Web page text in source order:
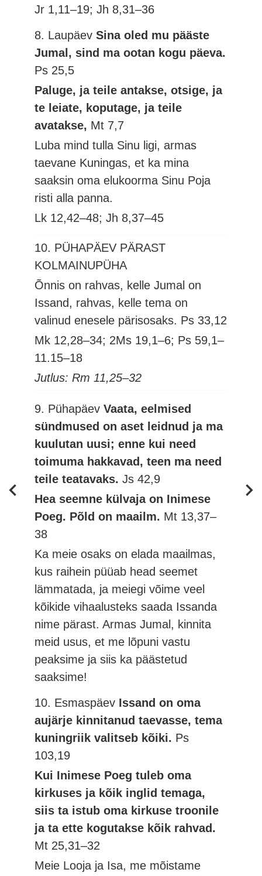
Jr 1,11–19; Jh 8,31–36
8. LaupäevSina oled mu pääste
Jumal, sind ma ootan kogu päeva.
Ps 25,5
Paluge, ja teile antakse, otsige, ja
te leiate, koputage, ja teile
avatakse, Mt 7,7
Luba mind tulla Sinu ligi, armas
taevane Kuningas, et ka mina
saaksin oma elukoorma Sinu Poja
risti alla panna.
Lk 12,42–48; Jh 8,37–45
10. PÜHAPÄEV PÄRAST
KOLMAINUPÜHA
Õnnis on rahvas, kelle Jumal on
Issand, rahvas, kelle tema on
valinud enesele pärisosaks. Ps 33,12
Mk 12,28–34; 2Ms 19,1–6; Ps 59,1–
11.15–18
Jutlus: Rm 11,25–32
9. PühapäevVaata, eelmised
sündmused on aset leidnud ja ma
kuulutan uusi; enne kui need
toimuma hakkavad, teen ma need
teile teatavaks.Js 42,9
Hea seemne külvaja on Inimese
Poeg. Põld on maailm. Mt 13,37–
38
Ka meie osaks on elada maailmas,
kus raihein püüab head seemet
lämmatada, ja meiegi võime veel
kõikide vihaalusteks saada Issanda
nime pärast. Armas Jumal, kinnita
meid usus, et me lõpuni vastu
peaksime ja siis ka päästetud
saaksime!
10. Esmaspäev Issand on oma
aujärje kinnitanud taevasse, tema
kuningriik valitseb kõiki. Ps
103,19
Kui Inimese Poeg tuleb oma
kirkuses ja kõik inglid temaga,
siis ta istub oma kirkuse troonile
ja ta ette kogutakse kõik rahvad.
Mt 25,31–32
Meie Looja ja Isa, me mõistame